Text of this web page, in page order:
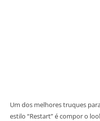
Um dos melhores truques
estilo “Restart” é compor o